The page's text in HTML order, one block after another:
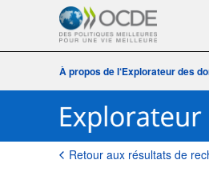
À propos de l‘Explorateur des
Retour aux résultats de